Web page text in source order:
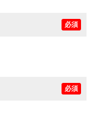
必須
必須